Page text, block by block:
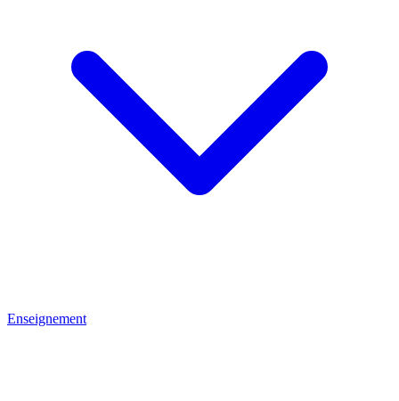
Enseignement